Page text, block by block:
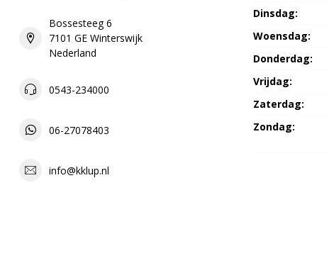
Bossesteeg 6
7101 GE Winterswijk
Nederland
0543-234000
06-27078403
info@kklup.nl
Dinsdag:
Woensdag:
Donderdag:
Vrijdag:
Zaterdag:
Zondag: